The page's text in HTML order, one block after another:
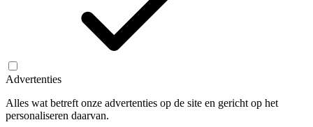
Advertenties
Alles wat betreft onze advertenties op de site en gericht op het
personaliseren daarvan.